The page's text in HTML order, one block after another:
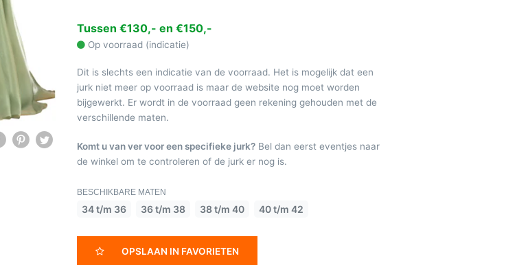
Tussen €130,- en €150,-
Op voorraad (indicatie)
Dit is slechts een indicatie van de voorraad. Het is mogelijk dat een
jurk niet meer op voorraad is maar de website nog moet worden
bijgewerkt. Er wordt in de voorraad geen rekening gehouden met de
verschillende maten.
Komt u van ver voor een specifieke jurk? Bel dan eerst eventjes naar
de winkel om te controleren of de jurk er nog is.
BESCHIKBARE MATEN
34 t/m 36 36 t/m 38 38 t/m 40 40 t/m 42
OPSLAAN IN FAVORIETEN